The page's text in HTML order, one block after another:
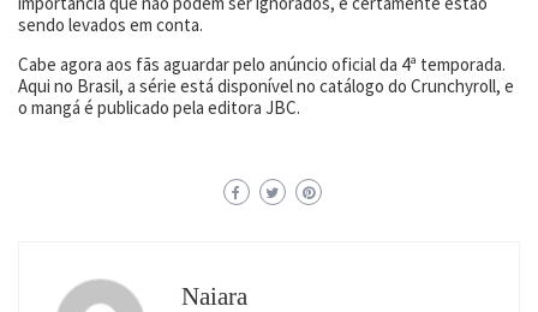
sendo levados em conta.
Cabe agora aos fãs aguardar pelo anúncio oficial da 4ª temporada.
Aqui no Brasil, a série está disponível no catálogo do Crunchyroll, e
o mangá é publicado pela editora JBC.
Naiara